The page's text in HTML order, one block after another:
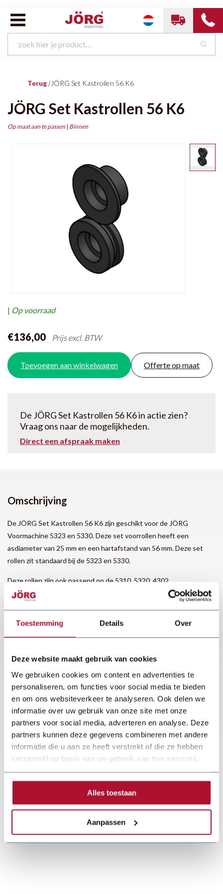
Toestemming Details Over
Deze website maakt gebruik van cookies
We gebruiken cookies om content en advertenties te
personaliseren, om functies voor social media te bieden
en om ons websiteverkeer te analyseren. Ook delen we
informatie over uw gebruik van onze site met onze
partners voor social media, adverteren en analyse. Deze
partners kunnen deze gegevens combineren met andere
informatie die u aan ze heeft verstrekt of die ze hebben
verzameld op basis van uw gebruik van hun services.
Alles toestaan
Aanpassen
Terug | JÖRG Set Kastrollen 56 K6
JÖRG Set Kastrollen 56 K6
Op maat aan te passen | Binnen
| Op voorraad
€136,00 Prijs excl. BTW
Toevoegen aan winkelwagen Offerte op maat
De JÖRG Set Kastrollen 56 K6 in actie zien?
Vraag ons naar de mogelijkheden.
Direct een afspraak maken
Omschrijving
De JÖRG Set Kastrollen 56 K6 zijn geschikt voor de JÖRG
Voormachine 5323 en 5330. Deze set voorrollen heeft een
asdiameter van 25 mm en een hartafstand van 56 mm. Deze set
rollen zit standaard bij de 5323 en 5330.
Deze rollen zijn ook passend op de 5310, 5320, 4302.